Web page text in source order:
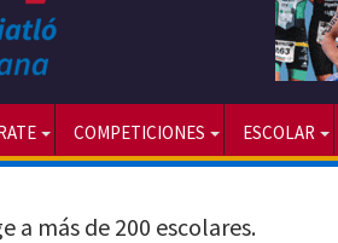
COMPETICIONES ESCOLAR
a más de 200 escolares.